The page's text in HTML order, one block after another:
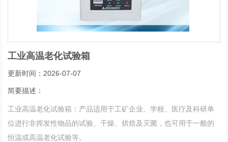
工业高温老化试验箱
更新时间：2026-07-07
简要描述：
工业高温老化试验箱：产品适用于工矿企业、学校、医疗及科研单
位进行非挥发性物品的试验、干燥、烘焙及灭菌，也可用于一般的
恒温或高温老化试验等。